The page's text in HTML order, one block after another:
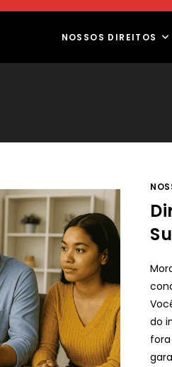
NOSSOS DIREITOS
do